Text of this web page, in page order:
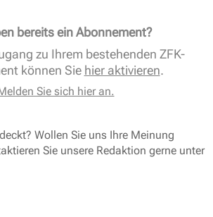
bereits ein Abonnement?
zu Ihrem bestehenden ZFK-
können Sie hier aktivieren.
Sie sich hier an.
Wollen Sie uns Ihre Meinung
Sie unsere Redaktion gerne unter